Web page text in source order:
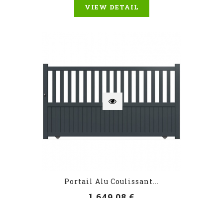
VIEW DETAIL
Portail Alu Coulissant...